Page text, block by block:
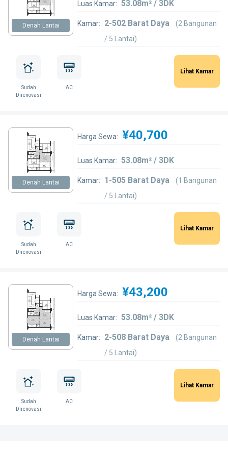
Denah Lantai
Luas Kamar: 53.08m² / 3DK
Kamar: 2-502 Barat Daya
(2 Bangunan
/ 5 Lantai)
Sudah
Direnovasi
AC
Lihat Kamar
Denah Lantai
Harga Sewa: ¥40,700
Luas Kamar: 53.08m² / 3DK
Kamar: 1-505 Barat Daya
(1 Bangunan
/ 5 Lantai)
Sudah
Direnovasi
AC
Lihat Kamar
Denah Lantai
Harga Sewa: ¥43,200
Luas Kamar: 53.08m² / 3DK
Kamar: 2-508 Barat Daya
(2 Bangunan
/ 5 Lantai)
Sudah
Direnovasi
AC
Lihat Kamar